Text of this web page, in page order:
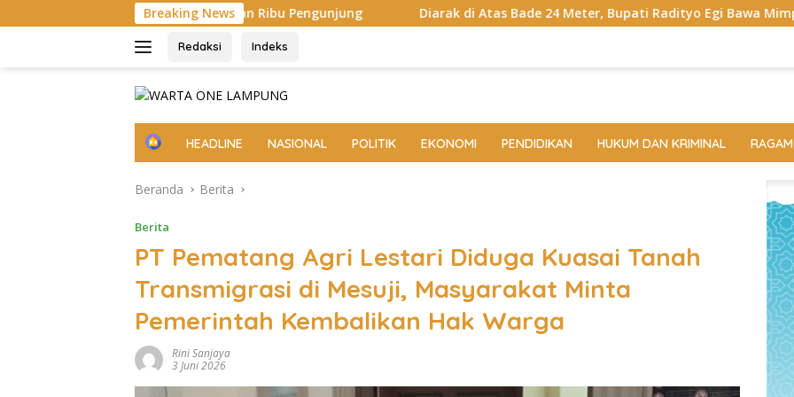
ke
Breaking News
Puluhan Ribu Pengunjung Diarak di Atas Bade 24 Meter, Bupati Radityo Egi Bawa Mimpi Besar Balinuraga Jadi
Redaksi Indeks
H
e
HEADLINE NASIONAL POLITIK EKONOMI PENDIDIKAN HUKUM DAN KRIMINAL RAGAM
Beranda Berita
Berita
PT Pematang Agri Lestari Diduga Kuasai Tanah
Transmigrasi di Mesuji, Masyarakat Minta
Pemerintah Kembalikan Hak Warga
Rini Sanjaya
3 Juni 2026